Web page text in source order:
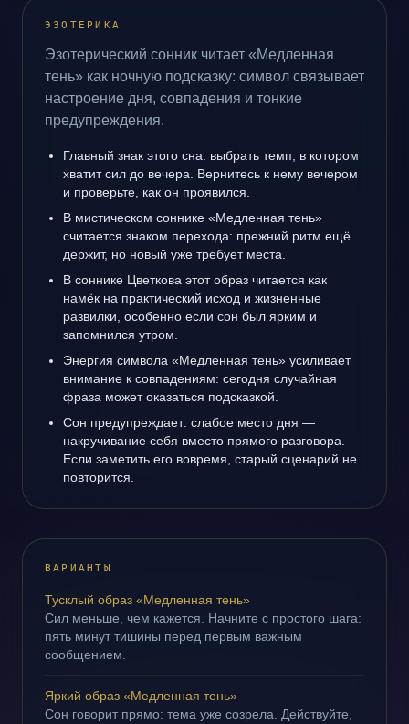
ЭЗОТЕРИКА
Эзотерический сонник читает «Медленная
тень» как ночную подсказку: символ связывает
настроение дня, совпадения и тонкие
предупреждения.
Главный знак этого сна: выбрать темп, в котором
хватит сил до вечера. Вернитесь к нему вечером
и проверьте, как он проявился.
В мистическом соннике «Медленная тень»
считается знаком перехода: прежний ритм ещё
держит, но новый уже требует места.
В соннике Цветкова этот образ читается как
намёк на практический исход и жизненные
развилки, особенно если сон был ярким и
запомнился утром.
Энергия символа «Медленная тень» усиливает
внимание к совпадениям: сегодня случайная
фраза может оказаться подсказкой.
Сон предупреждает: слабое место дня —
накручивание себя вместо прямого разговора.
Если заметить его вовремя, старый сценарий не
повторится.
ВАРИАНТЫ
Тусклый образ «Медленная тень»
Сил меньше, чем кажется. Начните с простого шага:
пять минут тишины перед первым важным
сообщением.
Яркий образ «Медленная тень»
Сон говорит прямо: тема уже созрела. Действуйте,